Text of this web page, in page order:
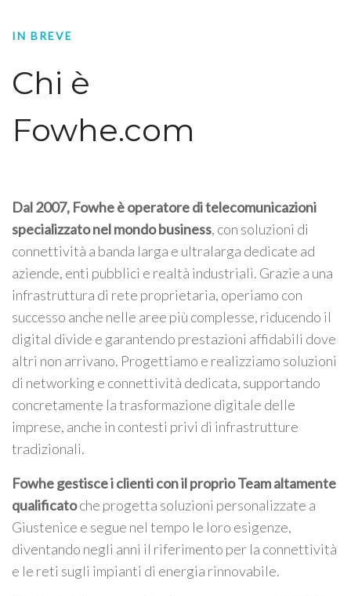
IN BREVE
Chi è
Fowhe.com
Dal 2007, Fowhe è operatore di telecomunicazioni
specializzato nel mondo business, con soluzioni di
connettività a banda larga e ultralarga dedicate ad
aziende, enti pubblici e realtà industriali. Grazie a una
infrastruttura di rete proprietaria, operiamo con
successo anche nelle aree più complesse, riducendo il
digital divide e garantendo prestazioni affidabili dove
altri non arrivano. Progettiamo e realizziamo soluzioni
di networking e connettività dedicata, supportando
concretamente la trasformazione digitale delle
imprese, anche in contesti privi di infrastrutture
tradizionali.
Fowhe gestisce i clienti con il proprio Team altamente
qualificatoche progetta soluzioni personalizzate a
Giustenice e segue nel tempo le loro esigenze,
diventando negli anni il riferimento per la connettività
e le reti sugli impianti di energia rinnovabile.